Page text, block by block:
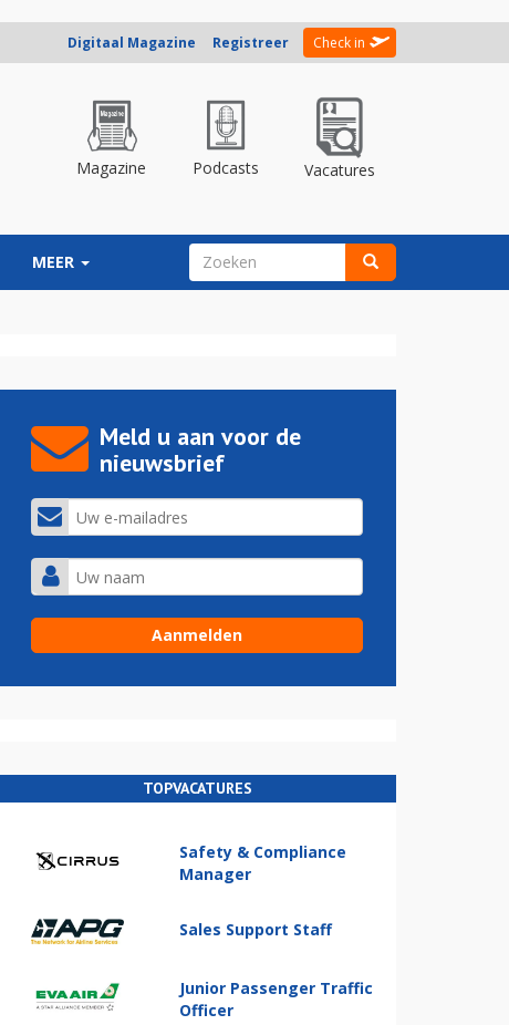
Digitaal Magazine Registreer Check in
Magazine Podcasts Vacatures
MEER ZOEKVELD
Meld u aan voor de
nieuwsbrief
TOPVACATURES
Safety & Compliance
Manager
Sales Support Staff
Junior Passenger Traffic
Officer